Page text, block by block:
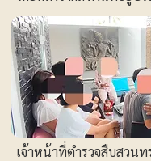
เจ้าหน้าที่ตำรวจสืบสวน